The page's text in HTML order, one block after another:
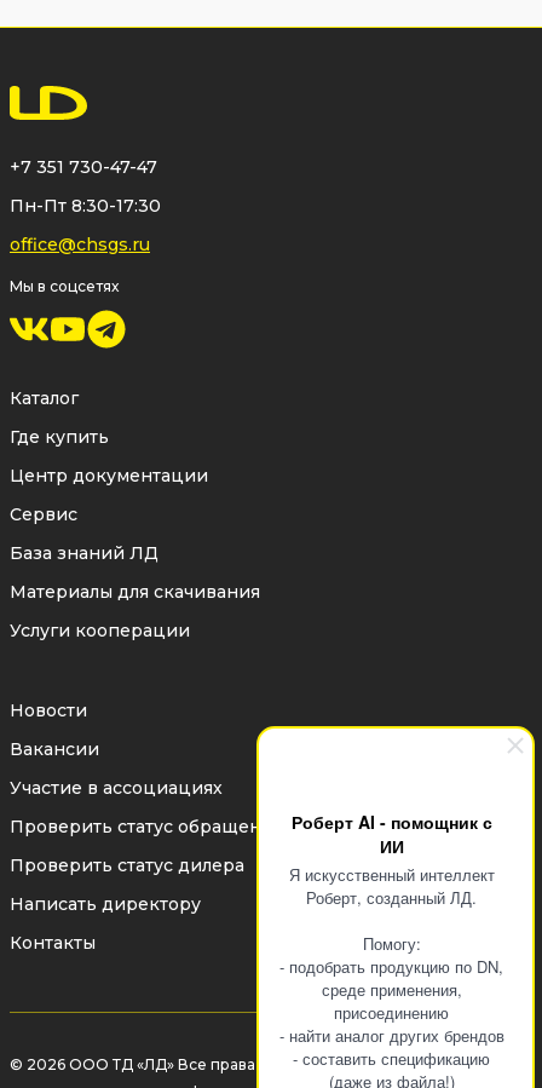
Роберт AI - помощник с
ИИ
Я искусственный интеллект
Роберт, созданный ЛД.
Помогу:
- подобрать продукцию по DN,
среде применения,
присоединению
- найти аналог других брендов
- составить спецификацию
(даже из файла!)
+7 351 730-47-47
Пн-Пт 8:30-17:30
office@chsgs.ru
Мы в соцсетях
Каталог
Где купить
Центр документации
Сервис
База знаний ЛД
Материалы для скачивания
Услуги кооперации
Новости
Вакансии
Участие в ассоциациях
Проверить статус обращения
Проверить статус дилера
Написать директору
Контакты
© 2026 ООО ТД «ЛД» Все права защищены законом об авторском